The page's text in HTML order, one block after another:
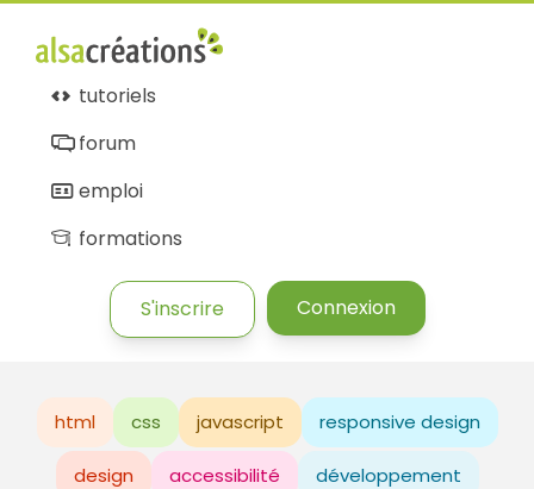
tutoriels
forum
emploi
formations
S'inscrire Connexion
html css javascript responsive design
design accessibilité développement